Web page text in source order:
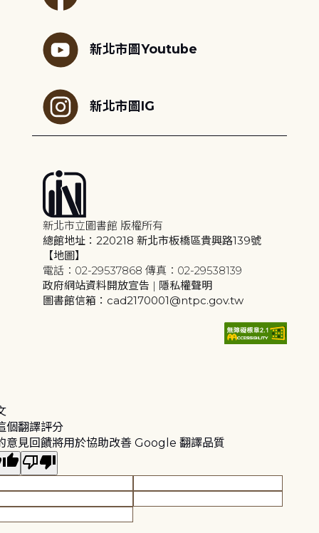
新北市圖Youtube
新北市圖IG
新北市立圖書館 版權所有
總館地址：220218 新北市板橋區貴興路139號
【地圖】
電話：02-29537868 傳真：02-29538139
政府網站資料開放宣告 | 隱私權聲明
圖書館信箱：cad2170001@ntpc.gov.tw
個翻譯評分
意見回饋將用於協助改善 Google 翻譯品質